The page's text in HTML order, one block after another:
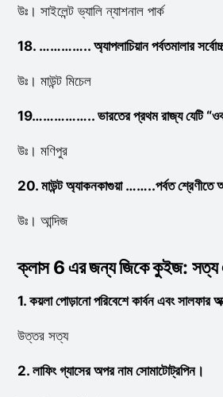
উঃ। সাইলেন্ট ভ্যালি ন্যাশনাল পার্ক
18. ………….. অ্যাপলাচিয়ান পর্বতমালার
উঃ। মাউন্ট মিচেল
19…………….. ভারতের প্রথম রাজ্য যেটি “ওক
উঃ। মণিপুর
20. মাউন্ট অ্যাকনকাগুয়া ……..পর্বত শ্রেণীতে
উঃ। আন্দিজ
ক্লাস 6 এর জন্য জিকে কুইজ: সত্য
1. কয়লা পোড়ানো পরিবেশে কার্বন এবং সালফার
উত্তর সত্য
2. লাফিং গ্যাসের অপর নাম সোমাটোট্রপিন।